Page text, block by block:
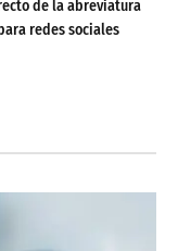
de la abreviatura
para redes sociales